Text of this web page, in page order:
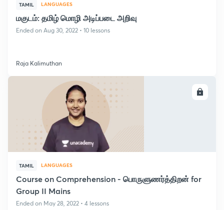
TAMIL LANGUAGES
மகுடம்: தமிழ் மொழி அடிப்படை அறிவு
Ended on Aug 30, 2022 • 10 lessons
Raja Kalimuthan
TAMIL LANGUAGES
Course on Comprehension - பொருளுணர்த்திறன் for
Group II Mains
Ended on May 28, 2022 • 4 lessons